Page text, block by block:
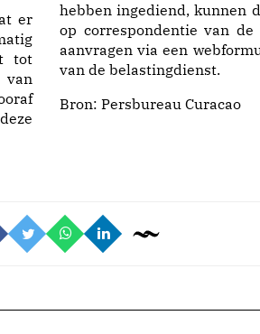
er
tot
hebben ingediend, kunnen
op correspondentie van
aanvragen via een
van de belastingdienst.
Bron: Persbureau Curacao